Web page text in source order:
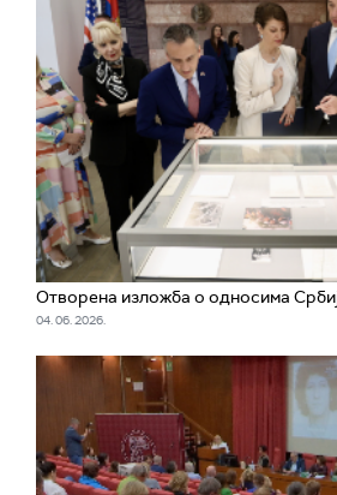
Отворена изложба о односима
04. 06. 2026.